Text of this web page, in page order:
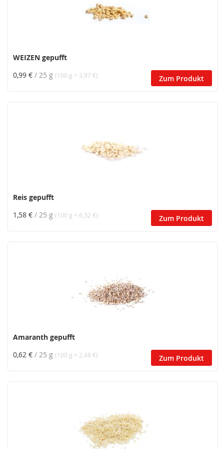
WEIZEN gepufft
0,99 € / 25 g (100 g = 3,97 €) Zum Produkt
Reis gepufft
1,58 € / 25 g (100 g = 6,32 €) Zum Produkt
Amaranth gepufft
0,62 € / 25 g (100 g = 2,48 €) Zum Produkt